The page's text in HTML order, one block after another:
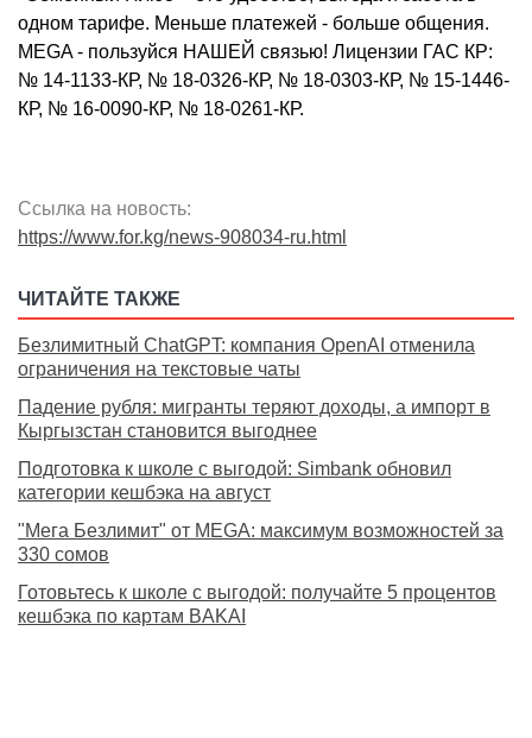
одном тарифе. Меньше платежей - больше общения.
MEGA - пользуйся НАШЕЙ связью! Лицензии ГАС КР:
№ 14-1133-КР, № 18-0326-КР, № 18-0303-КР, № 15-1446-
КР, № 16-0090-КР, № 18-0261-КР.
Ссылка на новость:
https://www.for.kg/news-908034-ru.html
ЧИТАЙТЕ ТАКЖЕ
Безлимитный ChatGPT: компания OpenAI отменила
ограничения на текстовые чаты
Падение рубля: мигранты теряют доходы, а импорт в
Кыргызстан становится выгоднее
Подготовка к школе с выгодой: Simbank обновил
категории кешбэка на август
"Мега Безлимит" от MEGA: максимум возможностей за
330 сомов
Готовьтесь к школе с выгодой: получайте 5 процентов
кешбэка по картам BAKAI